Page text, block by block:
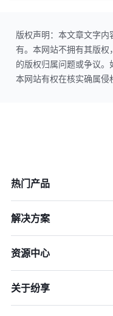
版权声明：本文章文字
有。本网站不拥有其版权
的版权归属问题或争议。
本网站有权在核实确属侵
热门产品
解决方案
资源中心
关于纷享